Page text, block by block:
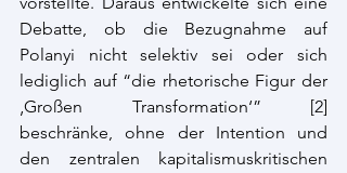
Debatte, ob die Bezugnahme auf
Polanyi nicht selektiv sei oder sich
lediglich auf “die rhetorische Figur der
‚Großen Transformation‘” [2]
beschränke, ohne der Intention und
den zentralen kapitalismuskritischen